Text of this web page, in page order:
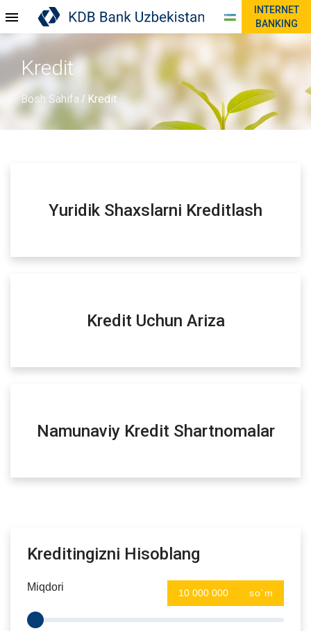
INTERNET
BANKING
Kredit
Bosh Sahifa / Kredit
Yuridik Shaxslarni Kreditlash
Kredit Uchun Ariza
Namunaviy Kredit Shartnomalar
Kreditingizni Hisoblang
Miqdori so`m